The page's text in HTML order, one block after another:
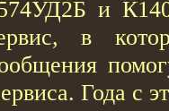
и
в
Года с